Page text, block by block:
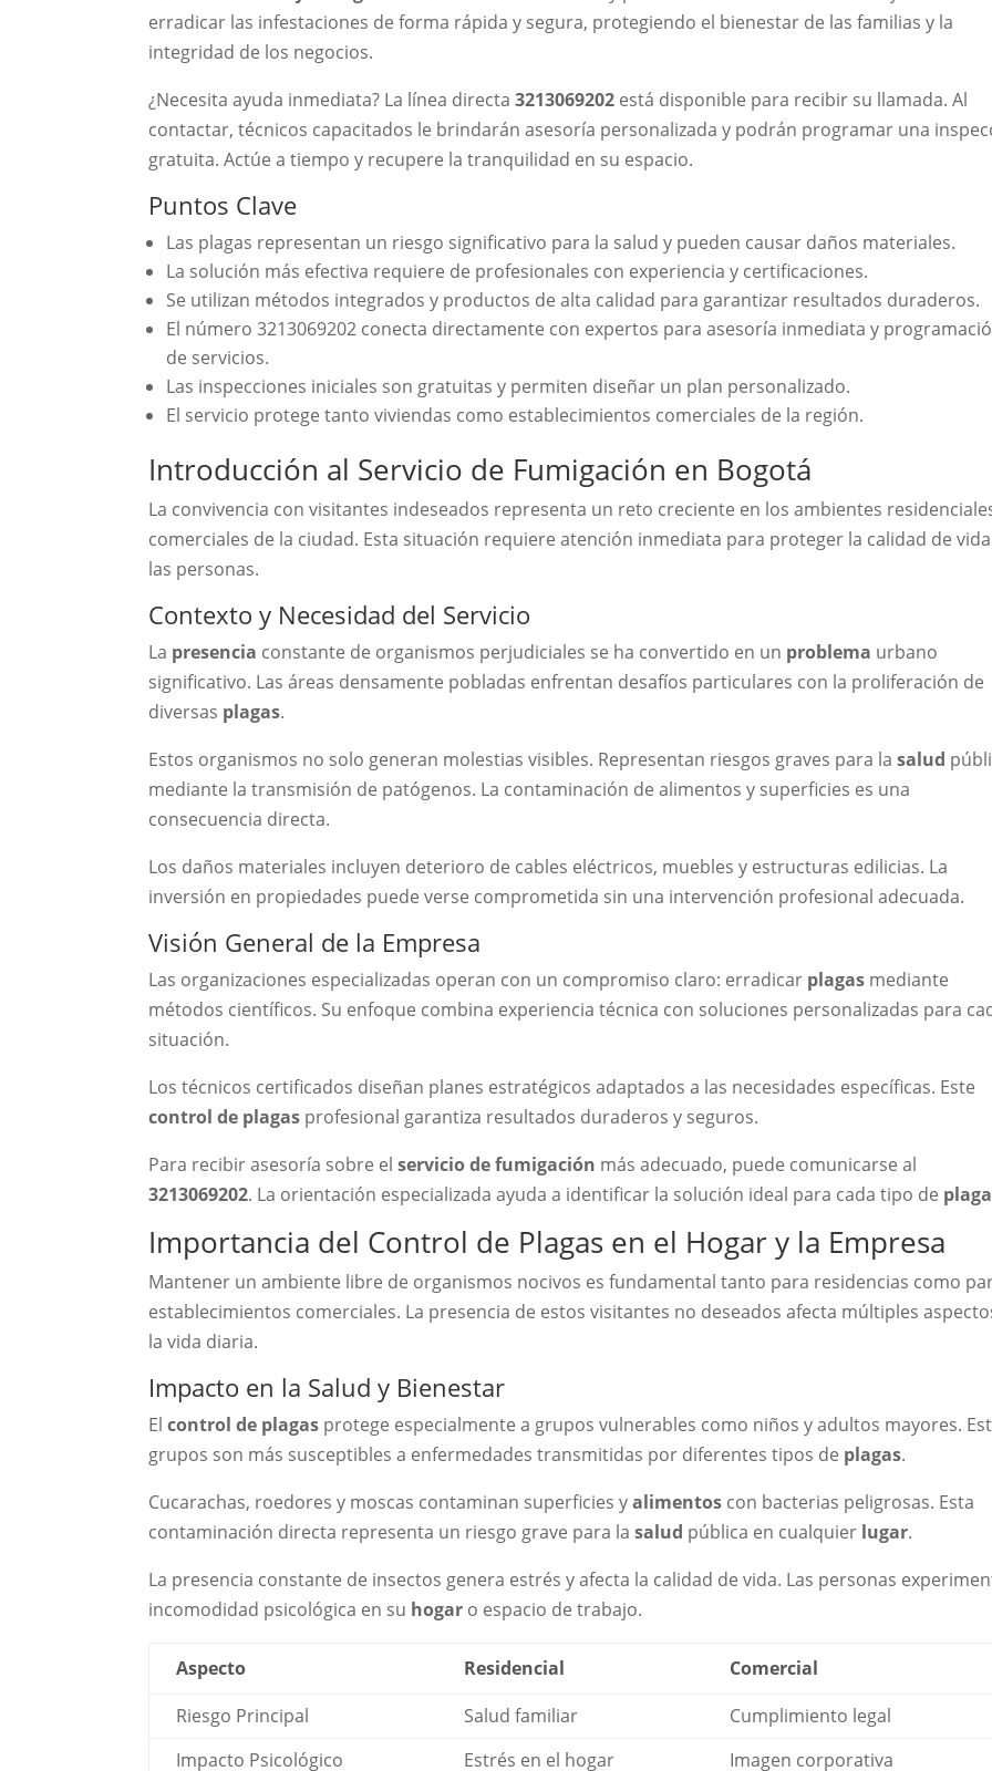
erradicar las infestaciones de forma rápida y segura, protegiendo el bienestar de las familias y la
integridad de los negocios.
¿Necesita ayuda inmediata? La línea directa3213069202 está disponible para recibir su llamada. Al
contactar, técnicos capacitados le brindarán asesoría personalizada y podrán programar una
gratuita. Actúe a tiempo y recupere la tranquilidad en su espacio.
Puntos Clave
Las plagas representan un riesgo significativo para la salud y pueden causar daños materiales.
La solución más efectiva requiere de profesionales con experiencia y certificaciones.
Se utilizan métodos integrados y productos de alta calidad para garantizar resultados duraderos.
El número 3213069202 conecta directamente con expertos para asesoría inmediata y
de servicios.
Las inspecciones iniciales son gratuitas y permiten diseñar un plan personalizado.
El servicio protege tanto viviendas como establecimientos comerciales de la región.
Introducción al Servicio de Fumigación en Bogotá
La convivencia con visitantes indeseados representa un reto creciente en los ambientes
comerciales de la ciudad. Esta situación requiere atención inmediata para proteger la calidad de
las personas.
Contexto y Necesidad del Servicio
La presencia constante de organismos perjudiciales se ha convertido en un problema urbano
significativo. Las áreas densamente pobladas enfrentan desafíos particulares con la proliferación de
diversas plagas.
Estos organismos no solo generan molestias visibles. Representan riesgos graves para lasalud
mediante la transmisión de patógenos. La contaminación de alimentos y superficies es una
consecuencia directa.
Los daños materiales incluyen deterioro de cables eléctricos, muebles y estructuras edilicias. La
inversión en propiedades puede verse comprometida sin una intervención profesional adecuada.
Visión General de la Empresa
Las organizaciones especializadas operan con un compromiso claro: erradicar plagas mediante
métodos científicos. Su enfoque combina experiencia técnica con soluciones personalizadas para
situación.
Los técnicos certificados diseñan planes estratégicos adaptados a las necesidades específicas. Este
control de plagas profesional garantiza resultados duraderos y seguros.
Para recibir asesoría sobre elservicio de fumigación más adecuado, puede comunicarse al
3213069202. La orientación especializada ayuda a identificar la solución ideal para cada tipo de
Importancia del Control de Plagas en el Hogar y la Empresa
Mantener un ambiente libre de organismos nocivos es fundamental tanto para residencias como
establecimientos comerciales. La presencia de estos visitantes no deseados afecta múltiples
la vida diaria.
Impacto en la Salud y Bienestar
Elcontrol de plagas protege especialmente a grupos vulnerables como niños y adultos mayores.
grupos son más susceptibles a enfermedades transmitidas por diferentes tipos de plagas.
Cucarachas, roedores y moscas contaminan superficies yalimentos con bacterias peligrosas. Esta
contaminación directa representa un riesgo grave para lasalud pública en cualquier lugar.
La presencia constante de insectos genera estrés y afecta la calidad de vida. Las personas
incomodidad psicológica en su hogar o espacio de trabajo.
Aspecto Residencial
Comercial
Riesgo Principal
Salud familiar
Cumplimiento legal
Impacto Psicológico
Estrés en el hogar Imagen corporativa